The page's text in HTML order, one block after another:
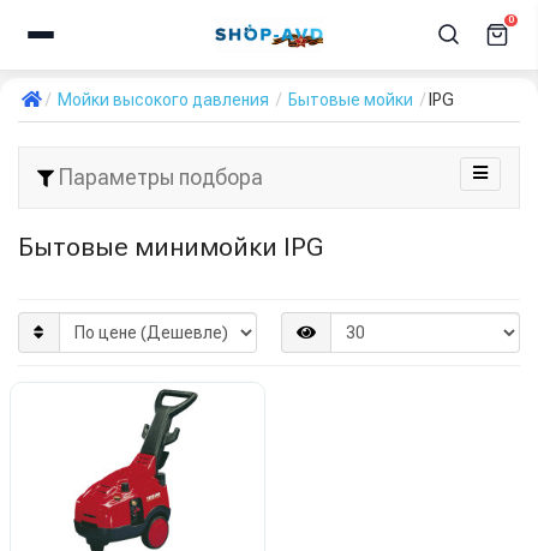
0
Мойки высокого давления Бытовые мойки IPG
Параметры подбора
Бытовые минимойки IPG